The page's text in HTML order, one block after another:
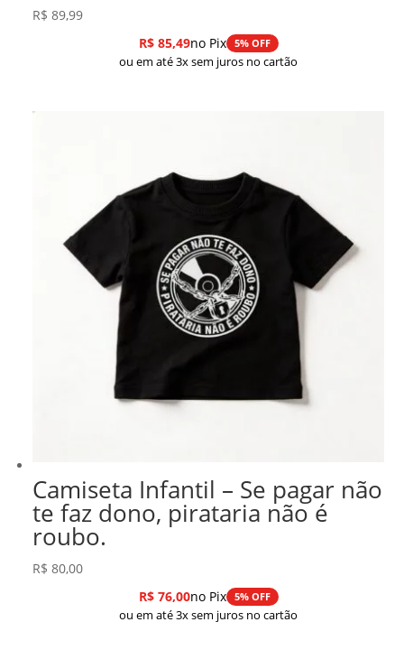
R$ 89,99
R$85,49no Pix 5% OFF
ou em até 3x sem juros no cartão
Camiseta Infantil – Se pagar não
te faz dono, pirataria não é
roubo.
R$ 80,00
R$76,00no Pix 5% OFF
ou em até 3x sem juros no cartão